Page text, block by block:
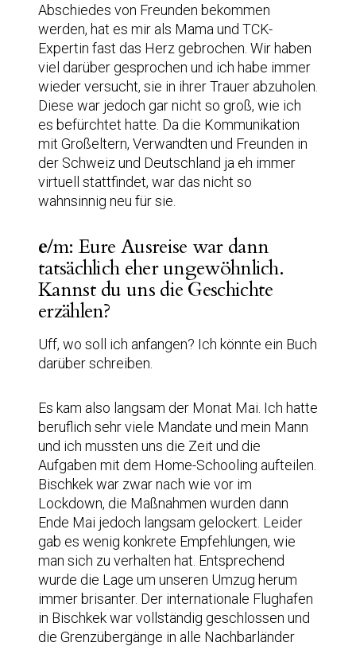
Abschiedes von Freunden bekommen
werden, hat es mir als Mama und TCK-
Expertin fast das Herz gebrochen. Wir haben
viel darüber gesprochen und ich habe immer
wieder versucht, sie in ihrer Trauer abzuholen.
Diese war jedoch gar nicht so groß, wie ich
es befürchtet hatte. Da die Kommunikation
mit Großeltern, Verwandten und Freunden in
der Schweiz und Deutschland ja eh immer
virtuell stattfindet, war das nicht so
wahnsinnig neu für sie.
e/m: Eure Ausreise war dann
tatsächlich eher ungewöhnlich.
Kannst du uns die Geschichte
erzählen?
Uff, wo soll ich anfangen? Ich könnte ein Buch
darüber schreiben.
Es kam also langsam der Monat Mai. Ich hatte
beruflich sehr viele Mandate und mein Mann
und ich mussten uns die Zeit und die
Aufgaben mit dem Home-Schooling aufteilen.
Bischkek war zwar nach wie vor im
Lockdown, die Maßnahmen wurden dann
Ende Mai jedoch langsam gelockert. Leider
gab es wenig konkrete Empfehlungen, wie
man sich zu verhalten hat. Entsprechend
wurde die Lage um unseren Umzug herum
immer brisanter. Der internationale Flughafen
in Bischkek war vollständig geschlossen und
die Grenzübergänge in alle Nachbarländer